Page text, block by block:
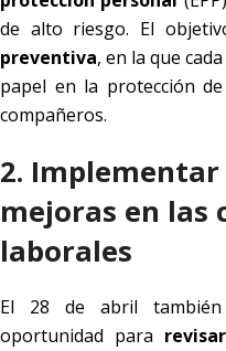
de alto riesgo. El
preventiva, en la que
papel en la protección
compañeros.
2.
mejoras en las
laborales
El 28 de abril
oportunidad para